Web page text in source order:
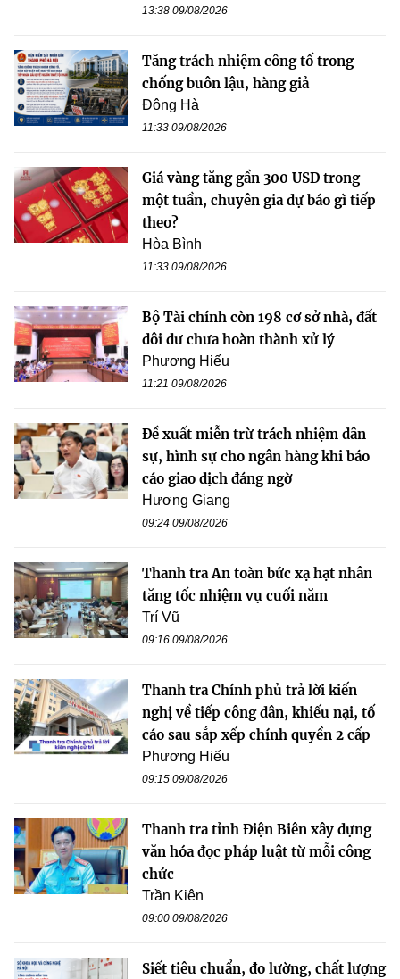
13:38 09/08/2026
Tăng trách nhiệm công tố trong
chống buôn lậu, hàng giả
Đông Hà
11:33 09/08/2026
Giá vàng tăng gần 300 USD trong
một tuần, chuyên gia dự báo gì tiếp
theo?
Hòa Bình
11:33 09/08/2026
Bộ Tài chính còn 198 cơ sở nhà, đất
dôi dư chưa hoàn thành xử lý
Phương Hiếu
11:21 09/08/2026
Đề xuất miễn trừ trách nhiệm dân
sự, hình sự cho ngân hàng khi báo
cáo giao dịch đáng ngờ
Hương Giang
09:24 09/08/2026
Thanh tra An toàn bức xạ hạt nhân
tăng tốc nhiệm vụ cuối năm
Trí Vũ
09:16 09/08/2026
Thanh tra Chính phủ trả lời kiến
nghị về tiếp công dân, khiếu nại, tố
cáo sau sắp xếp chính quyền 2 cấp
Phương Hiếu
09:15 09/08/2026
Thanh tra tỉnh Điện Biên xây dựng
văn hóa đọc pháp luật từ mỗi công
chức
Trần Kiên
09:00 09/08/2026
Siết tiêu chuẩn, đo lường, chất lượng